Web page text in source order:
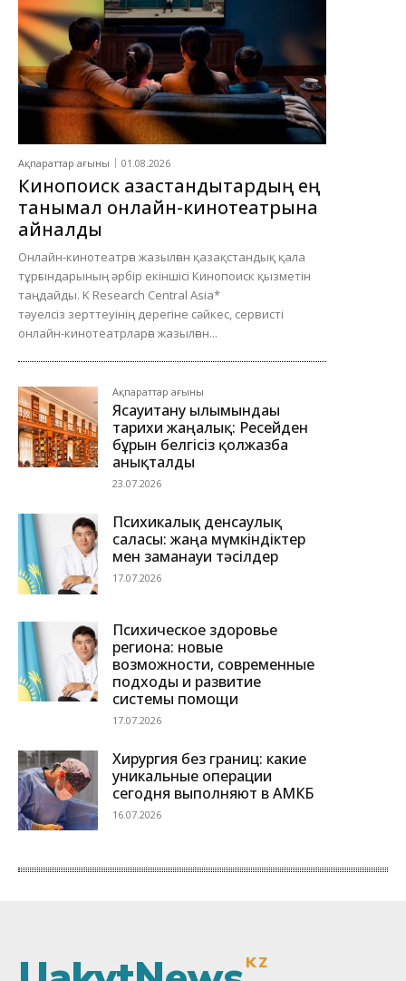
KZ